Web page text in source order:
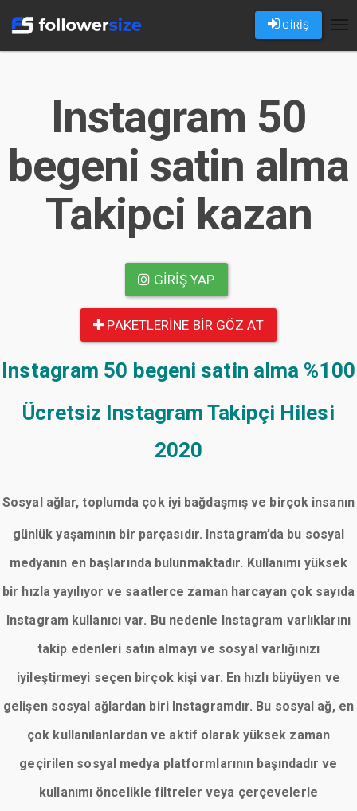
GİRİŞ
Instagram 50
begeni satin alma
Takipci kazan
GIRIŞ YAP
PAKETLERINE BIR GÖZ AT
Instagram 50 begeni satin alma %100
Ücretsiz Instagram Takipçi Hilesi
2020
Sosyal ağlar, toplumda çok iyi bağdaşmış ve birçok insanın
günlük yaşamının bir parçasıdır. Instagram’da bu sosyal
medyanın en başlarında bulunmaktadır. Kullanımı yüksek
bir hızla yayılıyor ve saatlerce zaman harcayan çok sayıda
Instagram kullanıcı var. Bu nedenle Instagram varlıklarını
takip edenleri satın almayı ve sosyal varlığınızı
iyileştirmeyi seçen birçok kişi var. En hızlı büyüyen ve
gelişen sosyal ağlardan biri Instagramdır. Bu sosyal ağ, en
çok kullanılanlardan ve aktif olarak yüksek zaman
geçirilen sosyal medya platformlarının başındadır ve
kullanımı öncelikle filtreler veya çerçevelerle